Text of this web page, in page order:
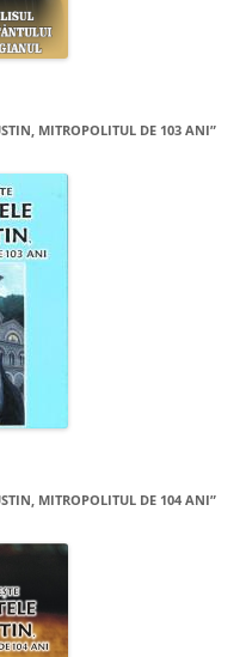
MITROPOLITUL DE 103 ANI”
MITROPOLITUL DE 104 ANI”